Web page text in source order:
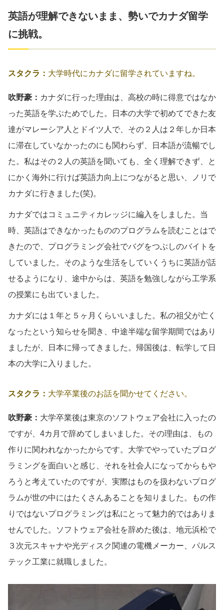
英語が理解できないまま、勢いでカナダ留学
に挑戦。
スタクラ： 大学時代にカナダに留学されていますね。
吹野豪： カナダに行った理由は、高校の時に得意ではなか
った英語を学ぶためでした。日本の大学で初めてできた友
達がマレーシア人とドイツ人で、その２人は２年しか日本
に滞在していなかったのにも関わらず、日本語が流暢でし
た。私はその２人の英語を聞いても、全く理解できず、と
にかく海外に行けば英語力向上につながると思い、ノリで
カナダに行きました(笑)。
カナダではコミュニティカレッジに編入をしました。当
時、英語はできなかったもののプログラムを読むことはで
きたので、プログラミング会社でバグをつぶしのバイトを
していました。そのような生活をしていくうちに英語が話
せるようになり、途中からは、英語を勉強しながら工学系
の授業にも出ていました。
カナダには１年と５ヶ月くらいいました。私の祖父が亡く
なったという知らせを聞き、中途半端な留学期間ではあり
ましたが、日本に帰ってきました。帰国後は、転学して日
本の大学に入りました。
スタクラ： 大学卒業後のお話を聞かせてください。
吹野豪： 大学卒業後は東京のソフトウェア会社に入ったの
ですが、4カ月で辞めてしまいました。その理由は、もの
作りに関われなかったからです。大学でやっていたプログ
ラミングを面白いと感じ、それを社会人になってからもや
ろうと考えていたのですが、実際はものを扱わないプログ
ラムが世の中にはたくさんあることを知りました。もの作
りではないプログラミングは私にとって魅力的ではありま
せんでした。ソフトウェア会社を辞めた後は、地元浜松で
３次元スキャナや光ディスク関連の電機メーカー、パルス
テック工業に就職しました。